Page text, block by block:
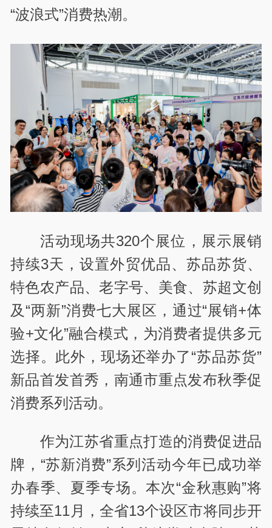
“波浪式”消费热潮。
活动现场共320个展位，展示展销
持续3天，设置外贸优品、苏品苏货、
特色农产品、老字号、美食、苏超文创
及“两新”消费七大展区，通过“展销+体
验+文化”融合模式，为消费者提供多元
选择。此外，现场还举办了“苏品苏货”
新品首发首秀，南通市重点发布秋季促
消费系列活动。
作为江苏省重点打造的消费促进品
牌，“苏新消费”系列活动今年已成功举
办春季、夏季专场。本次“金秋惠购”将
持续至11 月，全省13个设区市将同步开